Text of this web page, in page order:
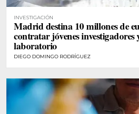
INVESTIGACIÓN
Madrid destina 10 millones de
contratar jóvenes investigadores
laboratorio
DIEGO DOMINGO RODRÍGUEZ